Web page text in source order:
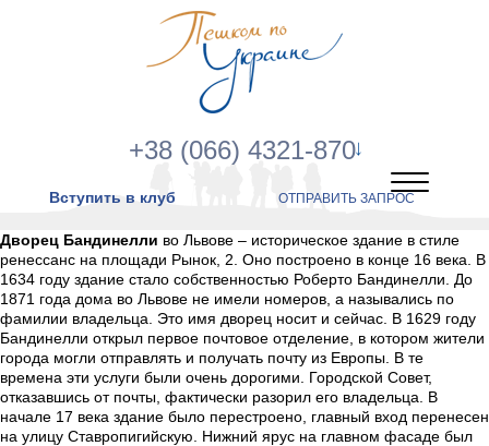
+38 (066) 4321-870
Вступить в клуб ОТПРАВИТЬ ЗАПРОС
Дворец Бандинелли во Львове – историческое здание в стиле
ренессанс на площади Рынок, 2. Оно построено в конце 16 века. В
1634 году здание стало собственностью Роберто Бандинелли. До
1871 года дома во Львове не имели номеров, а назывались по
фамилии владельца. Это имя дворец носит и сейчас. В 1629 году
Бандинелли открыл первое почтовое отделение, в котором жители
города могли отправлять и получать почту из Европы. В те
времена эти услуги были очень дорогими. Городской Совет,
отказавшись от почты, фактически разорил его владельца. В
начале 17 века здание было перестроено, главный вход перенесен
на улицу Ставропигийскую. Нижний ярус на главном фасаде был